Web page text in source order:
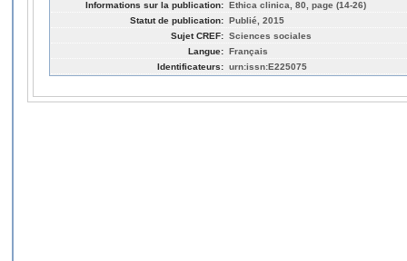
Informations sur la publication: Ethica clinica, 80, page (14-26)
Statut de publication: Publié, 2015
Sujet CREF: Sciences sociales
Langue: Français
Identificateurs: urn:issn:E225075